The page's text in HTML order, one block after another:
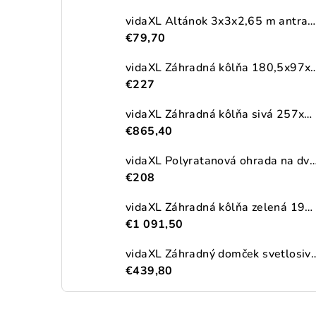
vidaXL Altánok 3x3x2,65 m antracitový 180 g/m²
€79,70
vidaXL Záhradná kôlňa
€227
vidaXL Záhradná kôlňa sivá 257x990x181 cm pozinkovaná oceľ
€865,40
vidaXL Polyratanová ohrada na dva
€208
vidaXL Záhradná kôlňa zelená 192x689x223 cm pozinkovaná oceľ
€1 091,50
vidaXL Záhradný
€439,80